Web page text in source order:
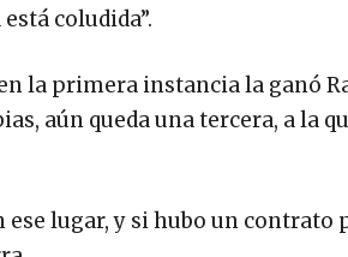
coludida”.
la primera instancia la ganó
aún queda una tercera, a la
ese lugar, y si hubo un contrato